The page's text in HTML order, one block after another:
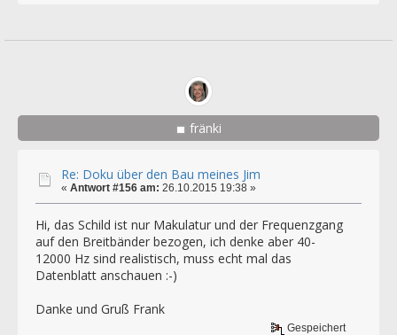
fränki
Re: Doku über den Bau meines Jim
« Antwort #156 am: 26.10.2015 19:38 »
Hi, das Schild ist nur Makulatur und der Frequenzgang
auf den Breitbänder bezogen, ich denke aber 40-
12000 Hz sind realistisch, muss echt mal das
Datenblatt anschauen :-)
Danke und Gruß Frank
Gespeichert